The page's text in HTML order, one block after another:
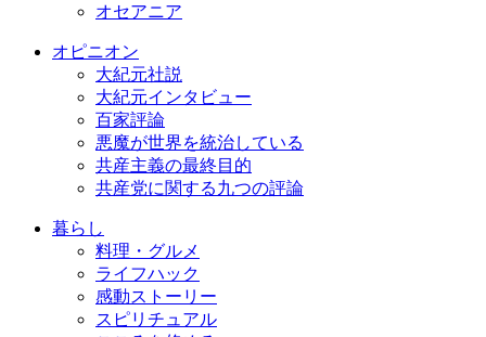
オセアニア
オピニオン
大紀元社説
大紀元インタビュー
百家評論
悪魔が世界を統治している
共産主義の最終目的
共産党に関する九つの評論
暮らし
料理・グルメ
ライフハック
感動ストーリー
スピリチュアル